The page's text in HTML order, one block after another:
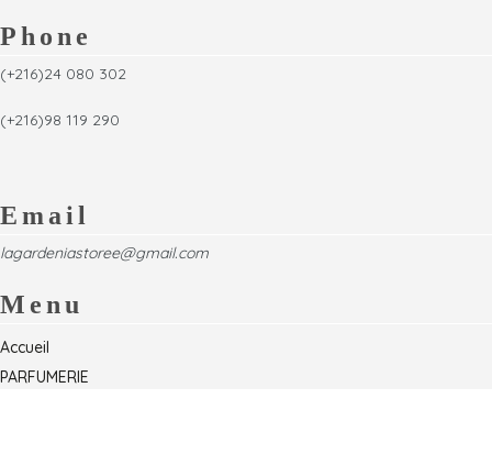
Phone
(+216)24 080 302
(+216)98 119 290
Email
lagardeniastoree@gmail.com
Menu
Accueil
PARFUMERIE